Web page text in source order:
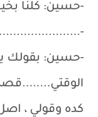
-حسين: كلنا بخير
-حسين: بقولك
كده وقولي ،